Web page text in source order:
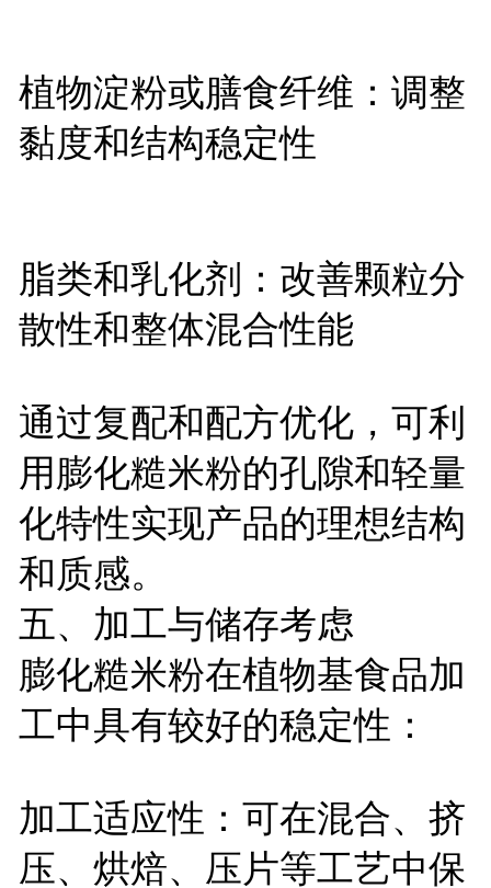
植物淀粉或膳食纤维：调整
黏度和结构稳定性
脂类和乳化剂：改善颗粒分
散性和整体混合性能
通过复配和配方优化，可利
用膨化糙米粉的孔隙和轻量
化特性实现产品的理想结构
和质感。
五、加工与储存考虑
膨化糙米粉在植物基食品加
工中具有较好的稳定性：
加工适应性：可在混合、挤
压、烘焙、压片等工艺中保